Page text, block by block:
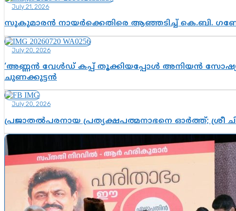
July 21, 2026
സുകുമാരൻ നായർക്കെതിരെ ആഞ്ഞടിച്ച് കെ.ബി.
July 20, 2026
‘അണ്ണൻ വേൾഡ് കപ്പ് തൂക്കിയപ്പോൾ അനിയൻ സോഷ്യൽ
ചുണക്കുട്ടൻ
July 20, 2026
പ്രജാതൽപരനായ പ്രത്യക്ഷപത്മനാഭനെ ഓർത്ത്; ശ്രീ